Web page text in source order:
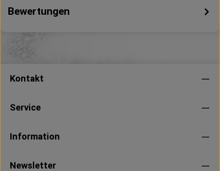
Bewertungen
Kontakt
Service
Information
Newsletter